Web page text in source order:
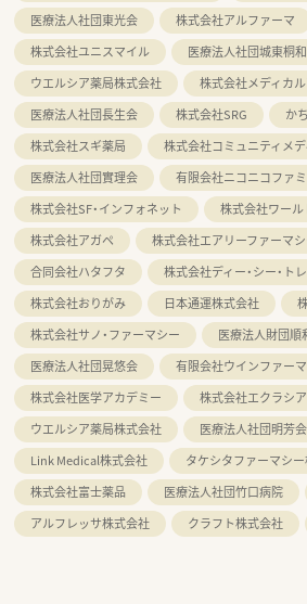
医療法人社団東光会
株式会社アルファーマ
株式会社ユニスマイル
医療法人社団城東桐
ウエルシア薬局株式会社
株式会社メディカ
医療法人社団長生会
株式会社SRG
か
株式会社スギ薬局
株式会社コミュニティメ
医療法人社団實理会
有限会社ニコニコファ
株式会社SF・インフォネット
株式会社ワー
株式会社アガペ
株式会社エアリーファーマ
合同会社ハタフタ
株式会社ディー・シー・ト
株式会社おりがみ
日本通運株式会社
株式会社サノ・ファーマシー
医療法人財団順
医療法人社団晃悠会
有限会社ウインファーマ
株式会社医学アカデミー
株式会社エクラシア
ウエルシア薬局株式会社
医療法人社団明芳会
Link Medical株式会社
タケシタファーマシ
株式会社富士薬品
医療法人社団竹口病院
アルフレッサ株式会社
クラフト株式会社